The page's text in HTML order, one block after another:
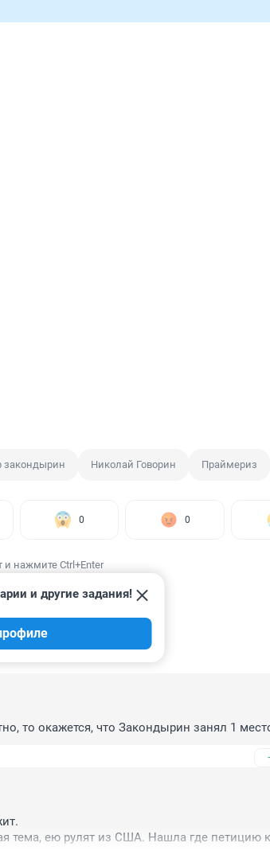
закондырин Николай Говорин Праймериз
0 0
и нажмите Ctrl+Enter
и другие задания!
то окажется, что Закондырин занял 1
тема, ею рулят из США. Нашла где петицию